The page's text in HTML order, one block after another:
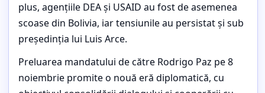
plus, agențiile DEA și USAID au fost de asemenea
scoase din Bolivia, iar tensiunile au persistat și sub
președinția lui Luis Arce.
Preluarea mandatului de către Rodrigo Paz pe 8
noiembrie promite o nouă eră diplomatică, cu